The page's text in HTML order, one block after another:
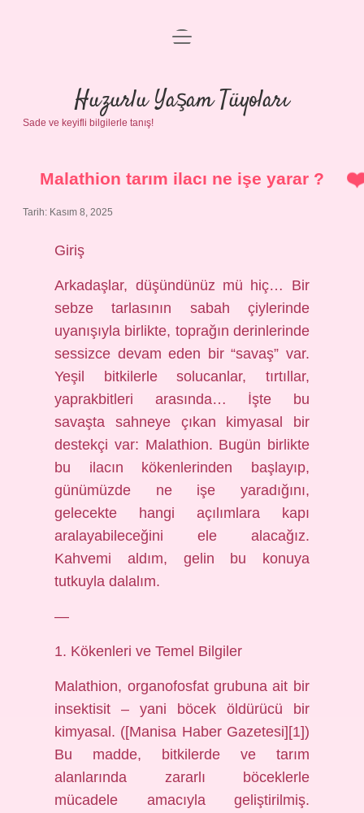
Anasayfa
Gizlilik Politikası
Yasal Uyarı
menüyü
Huzurlu Yaşam Tüyoları
Sade ve keyifli bilgilerle tanış!
Malathion tarım ilacı ne işe yarar ?
Tarih: Kasım 8, 2025
Giriş
Arkadaşlar, düşündünüz mü hiç… Bir
sebze tarlasının sabah çiylerinde
uyanışıyla birlikte, toprağın derinlerinde
sessizce devam eden bir “savaş” var.
Yeşil bitkilerle solucanlar, tırtıllar,
yaprak­bitleri arasında… İşte bu
savaşta sahneye çıkan kimyasal bir
destekçi var: Malathion. Bugün birlikte
bu ilacın kökenlerinden başlayıp,
günümüzde ne işe yaradığını,
gelecekte hangi açılımlara kapı
aralayabileceğini ele alacağız.
Kahvemi aldım, gelin bu konuya
tutkuyla dalalım.
—
1. Kökenleri ve Temel Bilgiler
Malathion, organofosfat grubuna ait bir
insektisit – yani böcek öldürücü bir
kimyasal. ([Manisa Haber Gazetesi][1])
Bu madde, bitkilerde ve tarım
alanlarında zararlı böceklerle
mücadele amacıyla geliştirilmiş.